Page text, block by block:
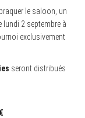
le saloon, un
lundi 2 septembre à
exclusivement
seront distribués